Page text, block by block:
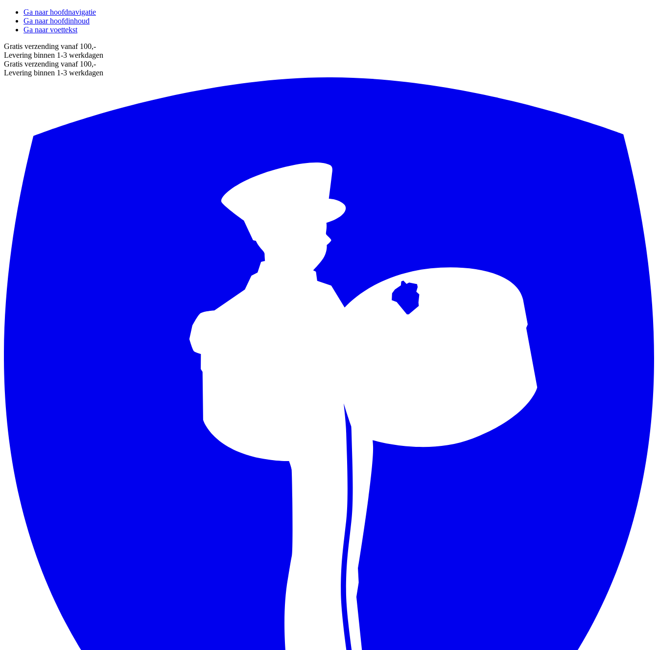
Ga naar hoofdnavigatie
Ga naar hoofdinhoud
Ga naar voettekst
Gratis verzending vanaf 100,-
Levering binnen 1-3 werkdagen
Gratis verzending vanaf 100,-
Levering binnen 1-3 werkdagen